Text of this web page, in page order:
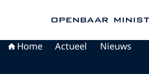
Home Actueel Nieuws